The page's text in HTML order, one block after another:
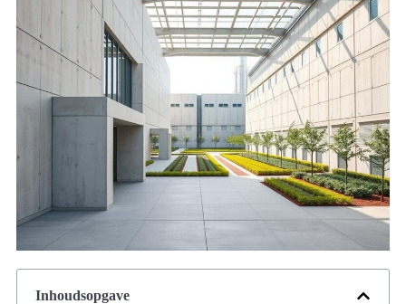
Inhoudsopgave